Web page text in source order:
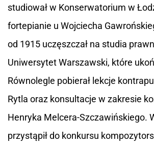
studiował w Konserwatorium w
fortepianie u Wojciecha
od 1915 uczęszczał na studia
Uniwersytet Warszawski, które
Równolegle pobierał lekcje
Rytla oraz konsultacje w zakresie
Henryka Melcera-Szczawińskiego.
przystąpił do konkursu